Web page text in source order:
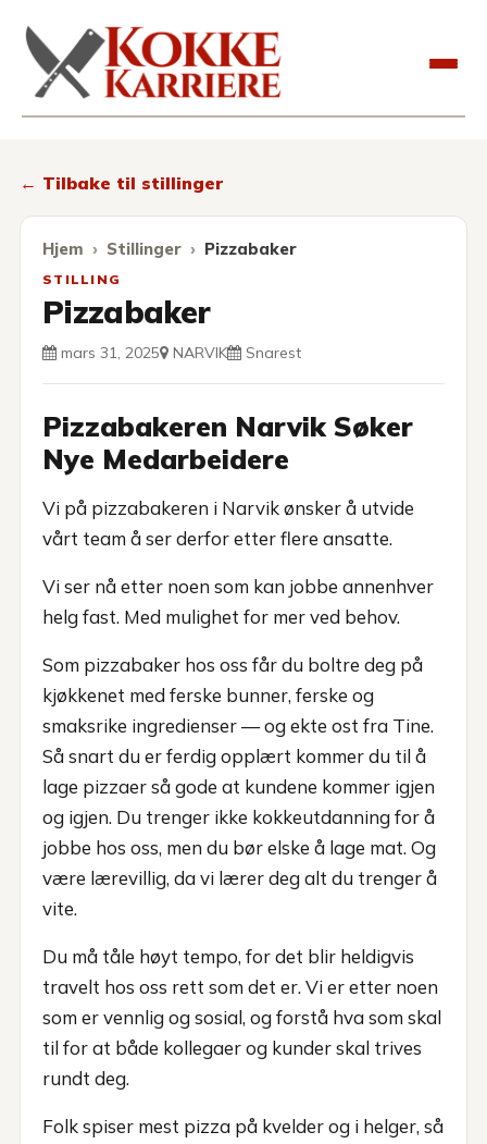
Kokkekarriere
← Tilbake til stillinger
Hjem Stillinger Pizzabaker
STILLING
Pizzabaker
mars 31, 2025 NARVIK Snarest
Pizzabakeren Narvik Søker
Nye Medarbeidere
Vi på pizzabakeren i Narvik ønsker å utvide
vårt team å ser derfor etter flere ansatte.
Vi ser nå etter noen som kan jobbe annenhver
helg fast. Med mulighet for mer ved behov.
Som pizzabaker hos oss får du boltre deg på
kjøkkenet med ferske bunner, ferske og
smaksrike ingredienser — og ekte ost fra Tine.
Så snart du er ferdig opplært kommer du til å
lage pizzaer så gode at kundene kommer igjen
og igjen. Du trenger ikke kokkeutdanning for å
jobbe hos oss, men du bør elske å lage mat. Og
være lærevillig, da vi lærer deg alt du trenger å
vite.
Du må tåle høyt tempo, for det blir heldigvis
travelt hos oss rett som det er. Vi er etter noen
som er vennlig og sosial, og forstå hva som skal
til for at både kollegaer og kunder skal trives
rundt deg.
Folk spiser mest pizza på kvelder og i helger, så